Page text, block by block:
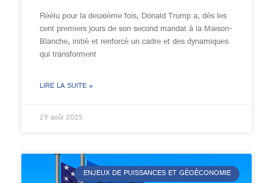
Réélu pour la deuxième fois, Donald Trump a, dès les
cent premiers jours de son second mandat à la Maison-
Blanche, initié et renforcé un cadre et des dynamiques
qui transforment
LIRE LA SUITE »
29 août 2025
ENJEUX DE PUISSANCES ET GÉOÉCONOMIE